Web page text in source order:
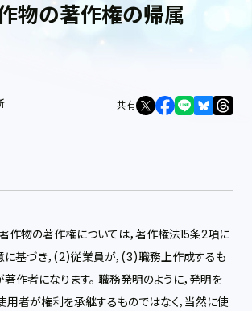
物の著作権の帰属
共有
作物の著作権については，著作権法15条2項に
に基づき，(2)従業員が，(3)職務上作成するも
作者になります。 職務発明のように，発明を
用者が権利を承継するものではなく，当然に使